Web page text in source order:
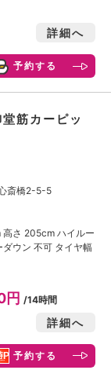
詳細へ
予約する
筋カーピッ
斎橋2-5-5
さ 205cm ハイルー
ウン 不可 タイヤ幅
円 /14時間
詳細へ
予約する